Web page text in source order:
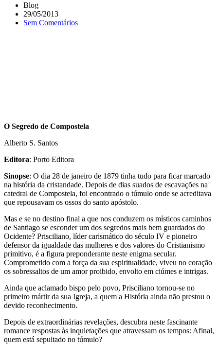
Blog
29/05/2013
Sem Comentários
O Segredo de Compostela
Alberto S. Santos
Editora: Porto Editora
Sinopse: O dia 28 de janeiro de 1879 tinha tudo para ficar marcado
na história da cristandade. Depois de dias suados de escavações na
catedral de Compostela, foi encontrado o túmulo onde se acreditava
que repousavam os ossos do santo apóstolo.
Mas e se no destino final a que nos conduzem os místicos caminhos
de Santiago se esconder um dos segredos mais bem guardados do
Ocidente? Prisciliano, líder carismático do século IV e pioneiro
defensor da igualdade das mulheres e dos valores do Cristianismo
primitivo, é a figura preponderante neste enigma secular.
Comprometido com a força da sua espiritualidade, viveu no coração
os sobressaltos de um amor proibido, envolto em ciúmes e intrigas.
Ainda que aclamado bispo pelo povo, Prisciliano tornou-se no
primeiro mártir da sua Igreja, a quem a História ainda não prestou o
devido reconhecimento.
Depois de extraordinárias revelações, descubra neste fascinante
romance respostas às inquietações que atravessam os tempos: Afinal,
quem está sepultado no túmulo?